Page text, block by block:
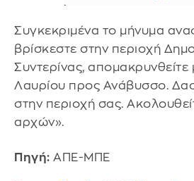
Συγκεκριμένα το μήνυμα
βρίσκεστε στην περιοχή
Συντερίνας,
Λαυρίου προς Ανάβυσσο.
στην περιοχή σας.
αρχών».
Πηγή: ΑΠΕ-ΜΠΕ